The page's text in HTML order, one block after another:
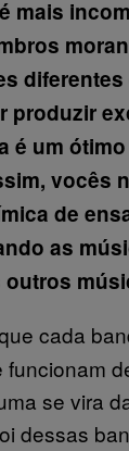
mais
diferentes
produzir
é um
vocês
de
as
cada
se vira
dessas